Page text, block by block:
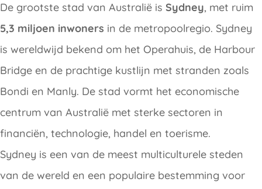
De grootste stad van Australië is Sydney, met ruim
5,3 miljoen inwoners in de metropoolregio. Sydney
is wereldwijd bekend om het Operahuis, de Harbour
Bridge en de prachtige kustlijn met stranden zoals
Bondi en Manly. De stad vormt het economische
centrum van Australië met sterke sectoren in
financiën, technologie, handel en toerisme.
Sydney is een van de meest multiculturele steden
van de wereld en een populaire bestemming voor